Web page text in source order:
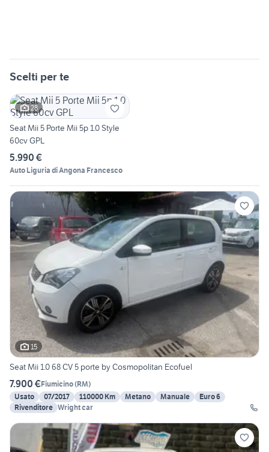
Scelti per te
28
Seat Mii 5 Porte Mii 5p 1.0 Style
60cv GPL
5.990 €
Auto Liguria di Angona Francesco
15
Seat Mii 1.0 68 CV 5 porte by Cosmopolitan Ecofuel
7.900 €Fiumicino(RM)
Usato
07/2017 110000 Km Metano Manuale
Euro 6
Rivenditore Wright car